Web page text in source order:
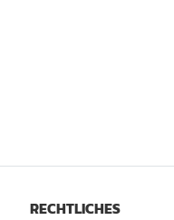
RECHTLICHES